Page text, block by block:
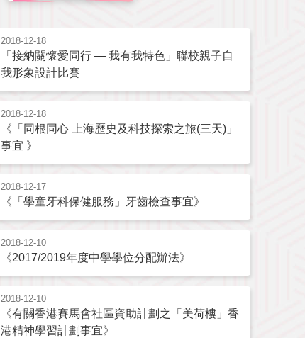
2018-12-18
「接納關懷愛同行 — 我有我特色」聯校親子自
我形象設計比賽
2018-12-18
《「同根同心 上海歷史及科技探索之旅(三天)」
事宜 》
2018-12-17
《「學童牙科保健服務」牙齒檢查事宜》
2018-12-10
《2017/2019年度中學學位分配辦法》
2018-12-10
《有關香港賽馬會社區資助計劃之「美荷樓」香
港精神學習計劃事宜》